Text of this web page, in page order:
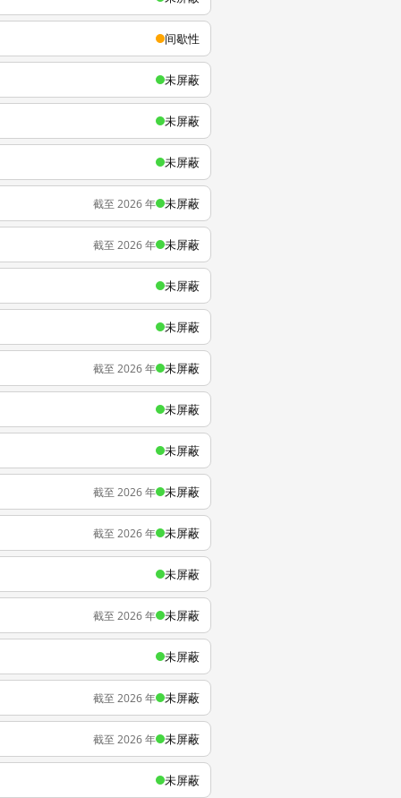
间歇性
未屏蔽
未屏蔽
未屏蔽
截至 2026 年 未屏蔽
截至 2026 年 未屏蔽
未屏蔽
未屏蔽
截至 2026 年 未屏蔽
未屏蔽
未屏蔽
截至 2026 年 未屏蔽
截至 2026 年 未屏蔽
未屏蔽
截至 2026 年 未屏蔽
未屏蔽
截至 2026 年 未屏蔽
截至 2026 年 未屏蔽
未屏蔽